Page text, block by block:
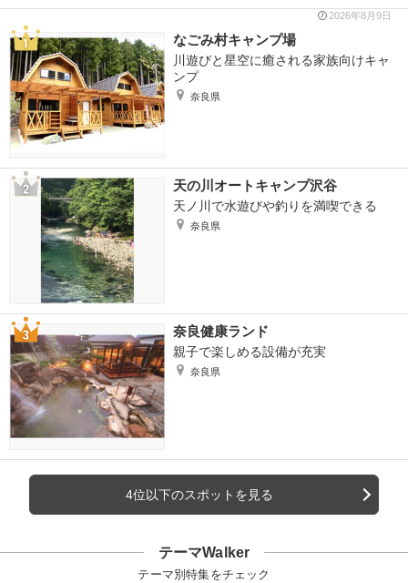
2026年8月9日
なごみ村キャンプ場
川遊びと星空に癒される家族向けキャ
ンプ
奈良県
天の川オートキャンプ沢谷
天ノ川で水遊びや釣りを満喫できる
奈良県
奈良健康ランド
親子で楽しめる設備が充実
奈良県
4位以下のスポットを見る
テーマWalker
テーマ別特集をチェック